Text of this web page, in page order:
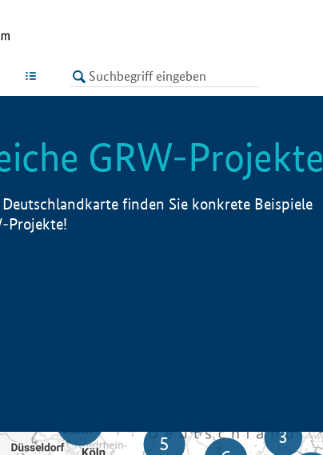
LISTE
GRW-Projekte
finden Sie konkrete Beispiele
Projekte!